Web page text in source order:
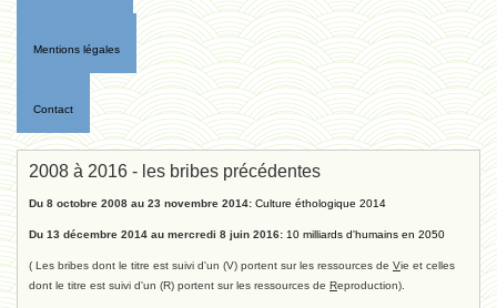
Mentions légales
Contact
2008 à 2016 - les bribes précédentes
Du 8 octobre 2008 au 23 novembre 2014: Culture éthologique 2014
Du 13 décembre 2014 au mercredi 8 juin 2016: 10 milliards d'humains en 2050
( Les bribes dont le titre est suivi d'un (V) portent sur les ressources de Vie et celles
dont le titre est suivi d'un (R) portent sur les ressources de Reproduction).